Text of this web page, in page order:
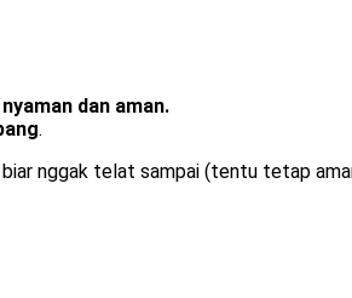
dan aman.
.
nggak telat sampai (tentu tetap